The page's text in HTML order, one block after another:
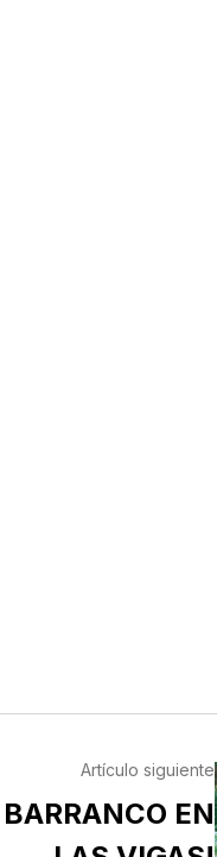
Artículo siguiente
BARRANCO EN